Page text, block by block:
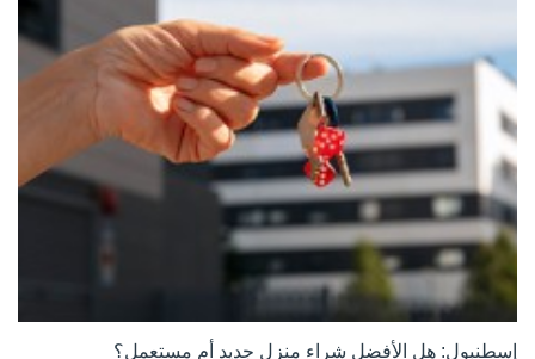
إسطنبول: هل الأفضل شراء منزل جديد أم مستعمل؟